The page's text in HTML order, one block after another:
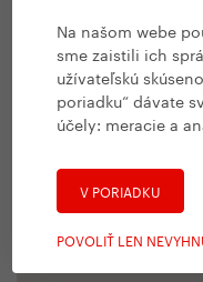
Na našom webe
sme zaistili ich
užívateľskú
poriadku“ dávate
účely: meracie a
V PORIADKU
POVOLIŤ LEN